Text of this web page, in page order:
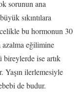
sorunun ana
sıkıntılara
bu hormonun 30
azalma eğilimine
ise artık
Yaşın ilerlemesiyle
de budur.